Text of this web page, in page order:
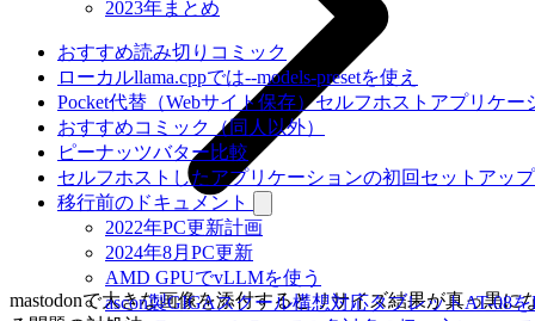
2023年まとめ
おすすめ読み切りコミック
ローカルllama.cppでは--models-presetを使え
Pocket代替（Webサイト保存）セルフホストアプリケー
おすすめコミック（同人以外）
ピーナッツバター比較
セルフホストしたアプリケーションの初回セットアッ
移行前のドキュメント
2022年PC更新計画
2024年8月PC更新
AMD GPUでvLLMを使う
ascon製GIGAスクール構想対応タブレットAT-08
mastodonで大きな画像を添付するとリサイズ結果が真っ黒に